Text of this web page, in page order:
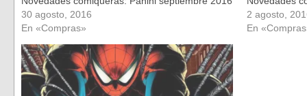
30 agosto, 2016
En «Compras»
2 agosto,
En